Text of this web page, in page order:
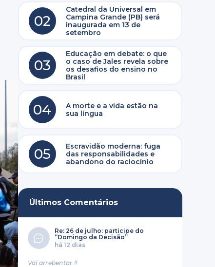
02
Catedral da Universal em
Campina Grande (PB) será
inaugurada em 13 de
setembro
03
Educação em debate: o que
o caso de Jales revela sobre
os desafios do ensino no
Brasil
04
A morte e a vida estão na
sua língua
05
Escravidão moderna: fuga
das responsabilidades e
abandono do raciocínio
Últimos Comentários
Re: 26 de julho: participe do
“Domingo da Decisão”
há 12 dias
Vai arrebentar !!